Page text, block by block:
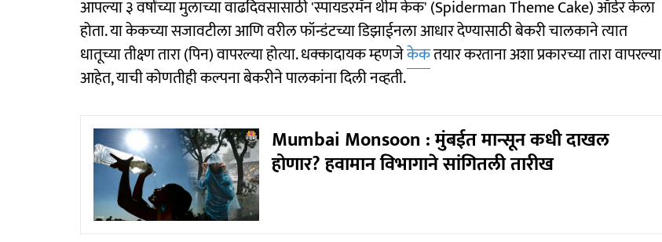
आपल्या ३ वर्षांच्या मुलाच्या वाढदिवसासाठी 'स्पायडरमॅन थीम केक' (Spiderman Theme Cake) ऑर्डर केला
होता. या केकच्या सजावटीला आणि वरील फॉन्डंटच्या डिझाईनला आधार देण्यासाठी बेकरी चालकाने त्यात
धातूच्या तीक्ष्ण तारा (पिन) वापरल्या होत्या. धक्कादायक म्हणजेकेकतयार करताना अशा प्रकारच्या तारा वापरल्या
आहेत, याची कोणतीही कल्पना बेकरीने पालकांना दिली नव्हती.
Mumbai Monsoon : मुंबईत मान्सून कधी दाखल
होणार? हवामान विभागाने सांगितली तारीख